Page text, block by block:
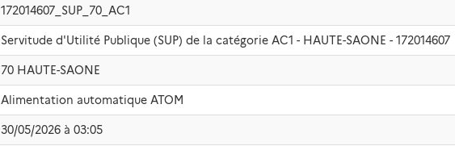
172014607_SUP_70_AC1
Servitude d'Utilité Publique (SUP) de la catégorie AC1 - HAUTE-SAONE - 172014607
70 HAUTE-SAONE
Alimentation automatique ATOM
30/05/2026 à 03:05